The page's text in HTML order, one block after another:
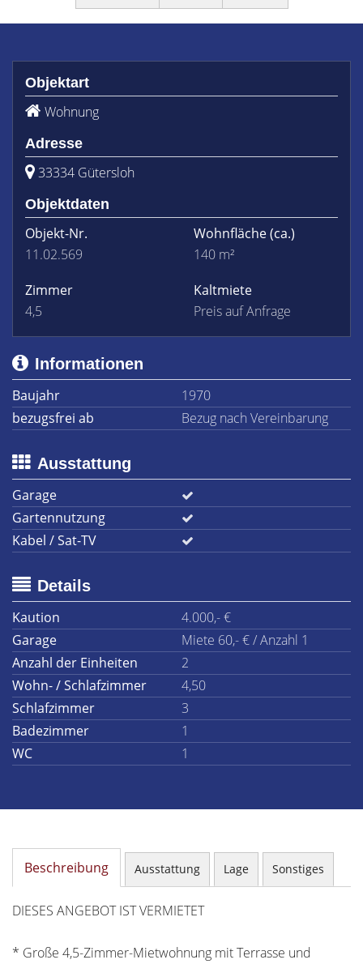
Objektart
Wohnung
Adresse
33334 Gütersloh
Objektdaten
Objekt-Nr.
11.02.569
Wohnfläche(ca.)
140 m²
Zimmer
4,5
Kaltmiete
Preis auf Anfrage
Informationen
Baujahr
1970
bezugsfrei ab
Bezug nach Vereinbarung
Ausstattung
Garage
Gartennutzung
Kabel / Sat-TV
Details
Kaution
4.000,- €
Garage
Miete 60,- € / Anzahl 1
Anzahl der Einheiten
2
Wohn- / Schlafzimmer
4,50
Schlafzimmer
3
Badezimmer
1
WC
1
Beschreibung Ausstattung Lage Sonstiges
DIESES ANGEBOT IST VERMIETET
* Große 4,5-Zimmer-Mietwohnung mit Terrasse und